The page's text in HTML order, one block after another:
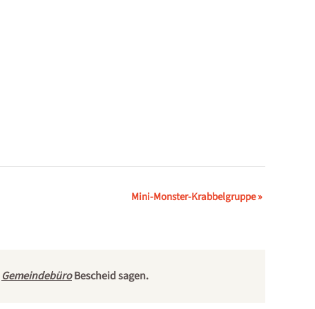
Mini-Monster-Krabbelgruppe»
GemeindebüroBescheid sagen.